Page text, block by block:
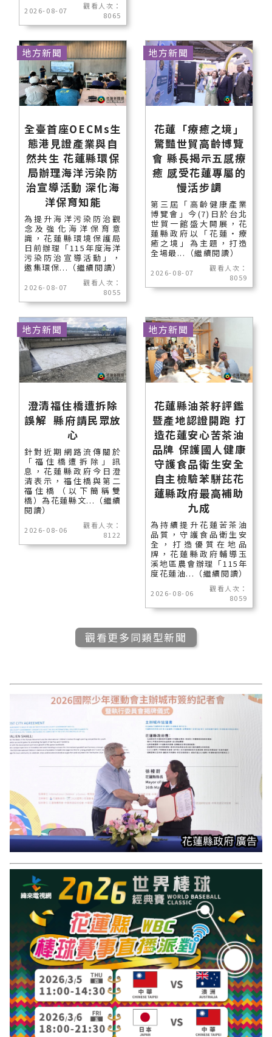
2026-08-07
觀看人次：
8065
全臺首座OECMs生
態港見證產業與自
然共生 花蓮縣環保
局辦理海洋污染防
治宣導活動 深化海
洋保育知能
為提升海洋污染防治觀
念及強化海洋保育意
識，花蓮縣環境保護局
日前辦理「115年度海洋
污染防治宣導活動」，
邀集環保...（繼續閱讀）
2026-08-07
觀看人次：
8055
地方新聞
花蓮「療癒之境」
驚豔世貿高齡博覽
會 縣長揭示五感療
癒 感受花蓮專屬的
慢活步調
第三屆「高齡健康產業
博覽會」今(7)日於台北
世貿一館盛大開展，花
蓮縣政府以「花蓮‧療
癒之境」為主題，打造
全場最...（繼續閱讀）
2026-08-07
觀看人次：
8059
地方新聞
澄清福住橋遭拆除
誤解 縣府請民眾放
心
針對近期網路流傳關於
「福住橋遭拆除」訊
息，花蓮縣政府今日澄
清表示，福住橋與第二
福住橋（以下簡稱雙
橋）為花蓮縣文...（繼續
閱讀）
2026-08-06
觀看人次：
8122
地方新聞
花蓮縣油茶籽評鑑
暨產地認證開跑 打
造花蓮安心苦茶油
品牌 保護國人健康
守護食品衛生安全
自主檢驗苯駢芘花
蓮縣政府最高補助
九成
為持續提升花蓮苦茶油
品質，守護食品衛生安
全，打造優質在地品
牌，花蓮縣政府輔導玉
溪地區農會辦理「115年
度花蓮油...（繼續閱讀）
2026-08-06
觀看人次：
8059
地方新聞
觀看更多同類型新聞